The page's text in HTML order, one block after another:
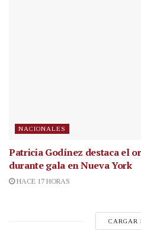
NACIONALES
Patricia Godínez destaca el
durante gala en Nueva York
HACE 17 HORAS
CARGAR